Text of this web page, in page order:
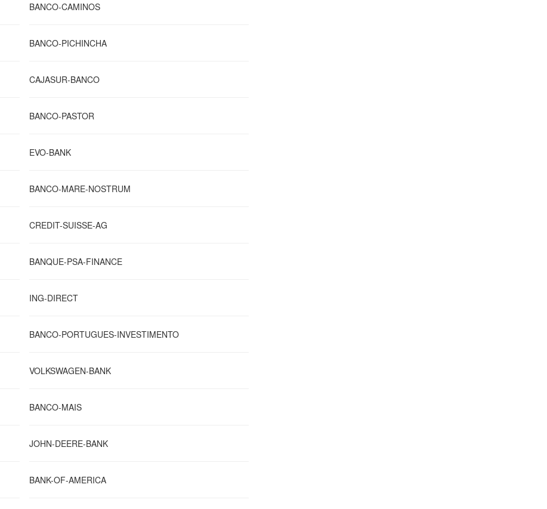
BANCO-CAMINOS
BANCO-PICHINCHA
CAJASUR-BANCO
BANCO-PASTOR
EVO-BANK
BANCO-MARE-NOSTRUM
CREDIT-SUISSE-AG
BANQUE-PSA-FINANCE
ING-DIRECT
BANCO-PORTUGUES-INVESTIMENTO
VOLKSWAGEN-BANK
BANCO-MAIS
JOHN-DEERE-BANK
BANK-OF-AMERICA